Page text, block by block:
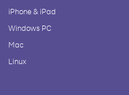
iPhone & iPad
Windows PC
Mac
Linux